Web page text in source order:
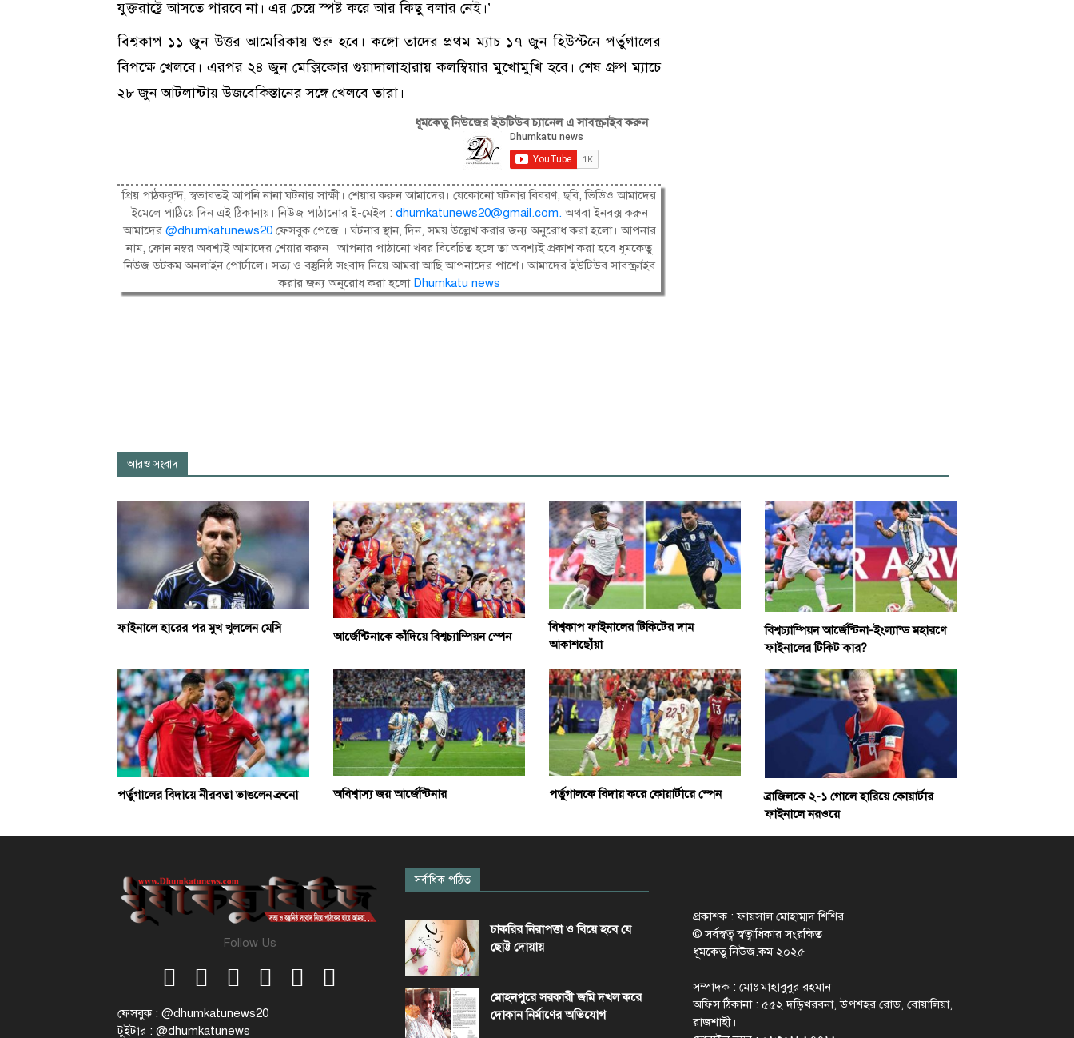
যুক্তরাষ্ট্রে আসতে পারবে না। এর চেয়ে স্পষ্ট করে আর কিছু বলার নেই।’
বিশ্বকাপ ১১ জুন উত্তর আমেরিকায় শুরু হবে। কঙ্গো তাদের প্রথম ম্যাচ ১৭ জুন হিউস্টনে পর্তুগালের
বিপক্ষে খেলবে। এরপর ২৪ জুন মেক্সিকোর গুয়াদালাহারায় কলম্বিয়ার মুখোমুখি হবে। শেষ গ্রুপ ম্যাচে
২৮ জুন আটলান্টায় উজবেকিস্তানের সঙ্গে খেলবে তারা।
ধূমকেতু নিউজের ইউটিউব চ্যানেল এ সাবস্ক্রাইব করুন
প্রিয় পাঠকবৃন্দ, স্বভাবতই আপনি নানা ঘটনার সাক্ষী। শেয়ার করুন আমাদের। যেকোনো ঘটনার বিবরণ, ছবি, ভিডিও আমাদের
ইমেলে পাঠিয়ে দিন এই ঠিকানায়। নিউজ পাঠানোর ই-মেইল : dhumkatunews20@gmail.com. অথবা ইনবক্স করুন
আমাদের@dhumkatunews20 ফেসবুক পেজে । ঘটনার স্থান, দিন, সময় উল্লেখ করার জন্য অনুরোধ করা হলো। আপনার
নাম, ফোন নম্বর অবশ্যই আমাদের শেয়ার করুন। আপনার পাঠানো খবর বিবেচিত হলে তা অবশ্যই প্রকাশ করা হবে ধূমকেতু
নিউজ ডটকম অনলাইন পোর্টালে। সত্য ও বস্তুনিষ্ঠ সংবাদ নিয়ে আমরা আছি আপনাদের পাশে। আমাদের ইউটিউব সাবস্ক্রাইব
করার জন্য অনুরোধ করা হলো Dhumkatu news
আরও সংবাদ
ফাইনালে হারের পর মুখ খুললেন মেসি
আর্জেন্টিনাকে কাঁদিয়ে বিশ্বচ্যাম্পিয়ন স্পেন
বিশ্বকাপ ফাইনালের টিকিটের দাম
আকাশছোঁয়া
বিশ্বচ্যাম্পিয়ন আর্জেন্টিনা-ইংল্যান্ড মহারণে
ফাইনালের টিকিট কার?
পর্তুগালের বিদায়ে নীরবতা ভাঙলেন ব্রুনো অবিশ্বাস্য জয় আর্জেন্টিনার পর্তুগালকে বিদায় করে কোয়ার্টারে স্পেন
ব্রাজিলকে ২-১ গোলে হারিয়ে কোয়ার্টার
ফাইনালে নরওয়ে
Follow Us
ফেসবুক : @dhumkatunews20
টুইটার : @dhumkatunews
সর্বাধিক পঠিত
চাকরির নিরাপত্তা ও বিয়ে হবে যে
ছোট্ট দোয়ায়
মোহনপুরে সরকারী জমি দখল করে
দোকান নির্মাণের অভিযোগ
প্রকাশক : ফায়সাল মোহাম্মদ শিশির
© সর্বস্বত্ব স্বত্বাধিকার সংরক্ষিত
ধূমকেতু নিউজ.কম ২০২৫
সম্পাদক : মোঃ মাহাবুবুর রহমান
অফিস ঠিকানা : ৫৫২ দড়িখরবনা, উপশহর রোড, বোয়ালিয়া,
রাজশাহী।